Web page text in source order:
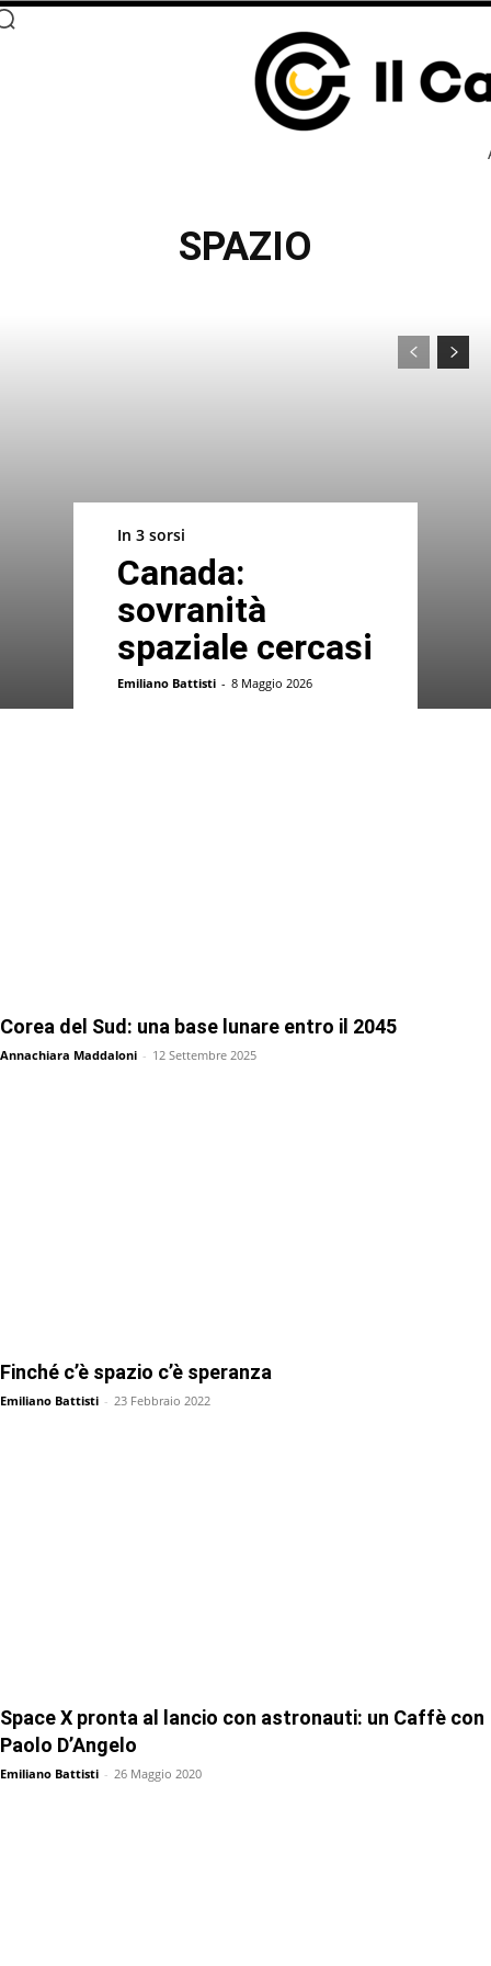
SPAZIO
In 3 sorsi
Canada:
sovranità
spaziale cercasi
Emiliano Battisti - 8 Maggio 2026
Corea del Sud: una base lunare entro il 2045
Annachiara Maddaloni - 12 Settembre 2025
Finché c’è spazio c’è speranza
Emiliano Battisti - 23 Febbraio 2022
Space X pronta al lancio con astronauti: un Caffè con
Paolo D’Angelo
Emiliano Battisti - 26 Maggio 2020